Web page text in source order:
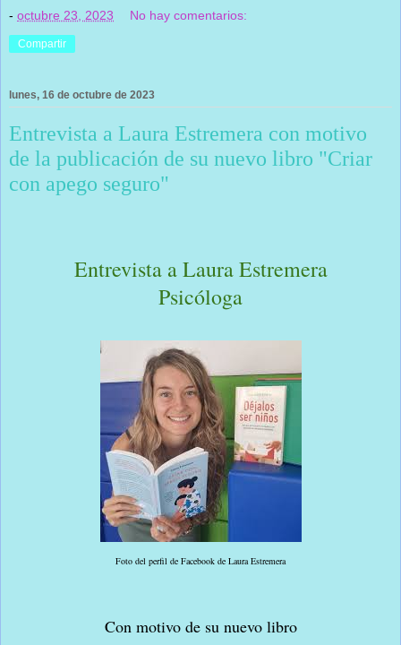
- octubre 23, 2023 No hay comentarios:
Compartir
lunes, 16 de octubre de 2023
Entrevista a Laura Estremera con motivo
de la publicación de su nuevo libro "Criar
con apego seguro"
Entrevista a Laura Estremera
Psicóloga
Foto del perfil de Facebook de Laura Estremera
Con motivo de su nuevo libro